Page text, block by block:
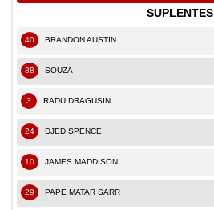
SUPLENTES
40 BRANDON AUSTIN
38 SOUZA
3 RADU DRAGUSIN
24 DJED SPENCE
10 JAMES MADDISON
29 PAPE MATAR SARR